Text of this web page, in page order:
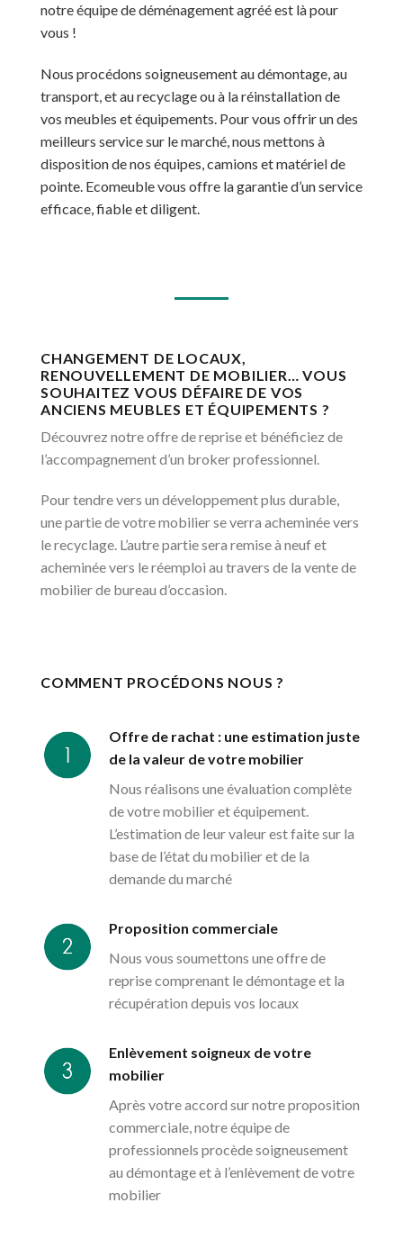
notre équipe de déménagement agréé est là pour
vous !
Nous procédons soigneusement au démontage, au
transport, et au recyclage ou à la réinstallation de
vos meubles et équipements. Pour vous offrir un des
meilleurs service sur le marché, nous mettons à
disposition de nos équipes, camions et matériel de
pointe. Ecomeuble vous offre la garantie d’un service
efficace, fiable et diligent.
CHANGEMENT DE LOCAUX,
RENOUVELLEMENT DE MOBILIER… VOUS
SOUHAITEZ VOUS DÉFAIRE DE VOS
ANCIENS MEUBLES ET ÉQUIPEMENTS ?
Découvrez notre offre de reprise et bénéficiez de
l’accompagnement d’un broker professionnel.
Pour tendre vers un développement plus durable,
une partie de votre mobilier se verra acheminée vers
le recyclage. L’autre partie sera remise à neuf et
acheminée vers le réemploi au travers de la vente de
mobilier de bureau d’occasion.
COMMENT PROCÉDONS NOUS ?
Offre de rachat : une estimation juste
de la valeur de votre mobilier
Nous réalisons une évaluation complète
de votre mobilier et équipement.
L’estimation de leur valeur est faite sur la
base de l’état du mobilier et de la
demande du marché
Proposition commerciale
Nous vous soumettons une offre de
reprise comprenant le démontage et la
récupération depuis vos locaux
Enlèvement soigneux de votre
mobilier
Après votre accord sur notre proposition
commerciale, notre équipe de
professionnels procède soigneusement
au démontage et à l’enlèvement de votre
mobilier